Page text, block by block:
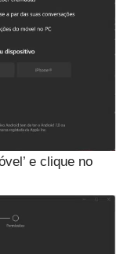
e clique no